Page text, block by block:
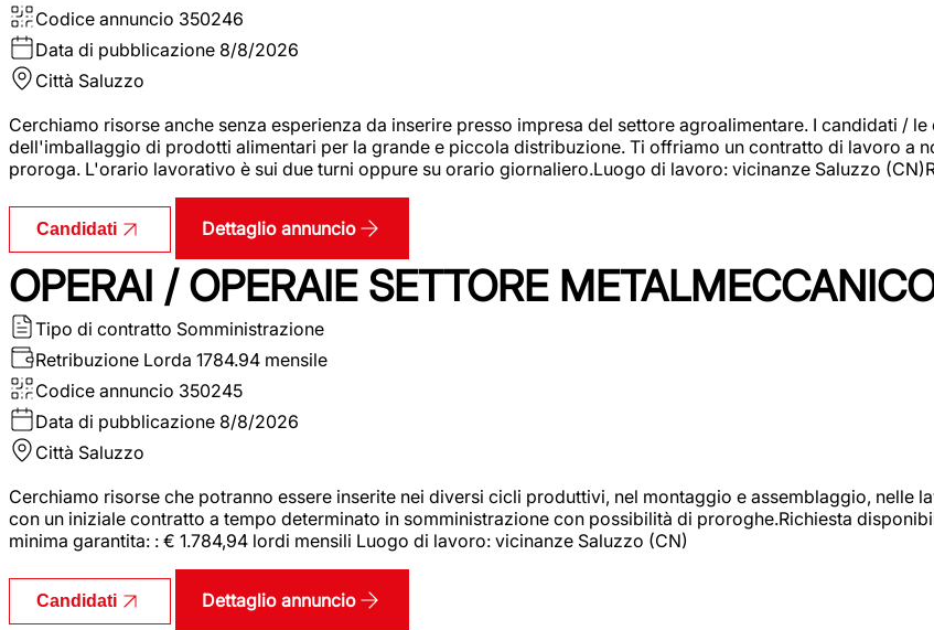
Codice annuncio 350246
Data di pubblicazione 8/8/2026
Città Saluzzo
Cerchiamo risorse anche senza esperienza da inserire presso impresa del settore agroalimentare. I candidati /
dell'imballaggio di prodotti alimentari per la grande e piccola distribuzione. Ti offriamo un contratto di lavoro a
proroga. L'orario lavorativo è sui due turni oppure su orario giornaliero.Luogo di lavoro: vicinanze Saluzzo
Candidati Dettaglio annuncio
OPERAI / OPERAIE SETTORE
Tipo di contratto Somministrazione
Retribuzione Lorda 1784.94 mensile
Codice annuncio 350245
Data di pubblicazione 8/8/2026
Città Saluzzo
Cerchiamo risorse che potranno essere inserite nei diversi cicli produttivi, nel montaggio e assemblaggio, nelle
con un iniziale contratto a tempo determinato in somministrazione con possibilità di proroghe.Richiesta
minima garantita: : € 1.784,94 lordi mensili Luogo di lavoro: vicinanze Saluzzo (CN)
Candidati Dettaglio annuncio